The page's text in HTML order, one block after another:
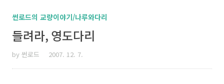
썬로드의 교량이야기/나루와다리
들려라, 영도다리
by 썬로드 2007. 12. 7.